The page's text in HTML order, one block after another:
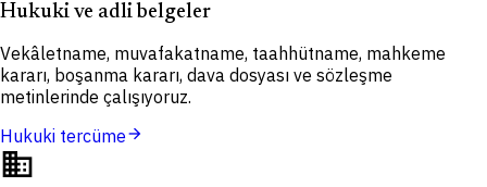
Hukuki ve adli belgeler
Vekâletname, muvafakatname, taahhütname, mahkeme
kararı, boşanma kararı, dava dosyası ve sözleşme
metinlerinde çalışıyoruz.
Hukuki tercümearrow_forward
domain